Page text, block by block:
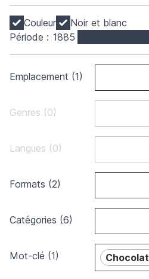
Couleur
Noir et blanc
Période : 1885
Emplacement (1)
Genres (0)
Langues (0)
Formats (2)
Catégories (6)
Mot-clé (1) Chocolat